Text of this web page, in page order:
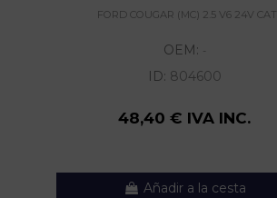
FORD COUGAR (MC) 2.5 V6 24V CAT
OEM: -
ID: 804600
48,40 € IVA INC.
Añadir a la cesta